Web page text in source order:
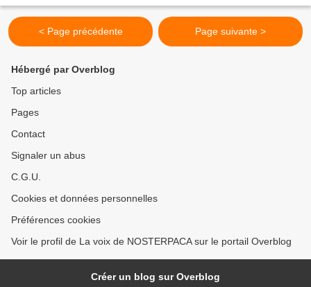
< Page précédente Page suivante >
Hébergé par Overblog
Top articles
Pages
Contact
Signaler un abus
C.G.U.
Cookies et données personnelles
Préférences cookies
Voir le profil de La voix de NOSTERPACA sur le portail Overblog
Créer un blog sur Overblog